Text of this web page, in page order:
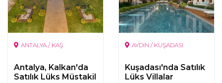
ANTALYA / KAŞ
Antalya, Kalkan'da
Satılık Lüks Müstakil
AYDIN / KUŞADASI
Kuşadası'nda Satılık
Lüks Villalar